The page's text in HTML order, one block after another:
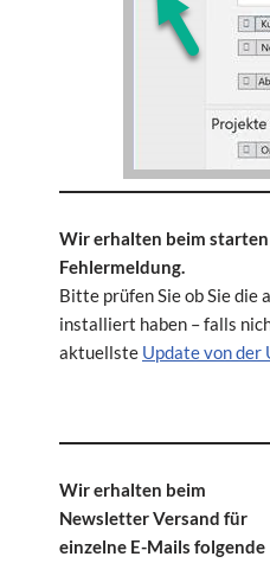
Wir erhalten beim
Fehlermeldung.
Bitte prüfen Sie ob Sie die
installiert haben – falls
aktuellste Update von der
Wir erhalten beim
Newsletter Versand für
einzelne E-Mails folgende